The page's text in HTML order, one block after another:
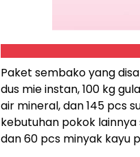
Paket sembako yang
dus mie instan, 100 kg
air mineral, dan 145 pcs
kebutuhan pokok lainnya
dan 60 pcs minyak kayu